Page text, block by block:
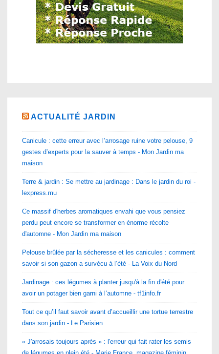
ACTUALITÉ JARDIN
Canicule : cette erreur avec l’arrosage ruine votre pelouse, 9
gestes d’experts pour la sauver à temps - Mon Jardin ma
maison
Terre & jardin : Se mettre au jardinage : Dans le jardin du roi -
lexpress.mu
Ce massif d'herbes aromatiques envahi que vous pensiez
perdu peut encore se transformer en énorme récolte
d'automne - Mon Jardin ma maison
Pelouse brûlée par la sécheresse et les canicules : comment
savoir si son gazon a survécu à l’été - La Voix du Nord
Jardinage : ces légumes à planter jusqu'à la fin d'été pour
avoir un potager bien garni à l’automne - tf1info.fr
Tout ce qu’il faut savoir avant d’accueillir une tortue terrestre
dans son jardin - Le Parisien
« J'arrosais toujours après » : l'erreur qui fait rater les semis